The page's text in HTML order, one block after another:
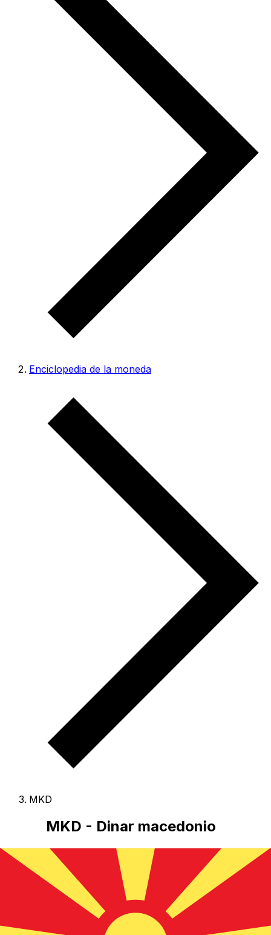
Enciclopedia de la moneda
MKD
MKD - Dinar macedonio
El Dinar macedonio es la moneda de Macedonia del
Norte.
Nuestro ranking de divisas muestra que el tipo de
cambio más popular de Dinar macedonio es el tipo de
cambio MKD a USD.
El código de divisa de Denars es
, y el símbolo monetario es ден. A continuación,
encontrará las tarifas de Dinar macedonio y un
conversor de divisas.